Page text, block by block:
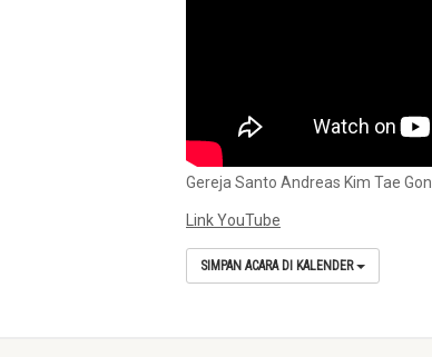
Gereja Santo Andreas Kim Tae Gon
Link YouTube
SIMPAN ACARA DI KALENDER